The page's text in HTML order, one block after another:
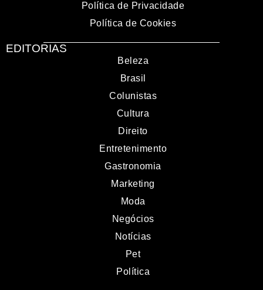
Política de Privacidade
Política de Cookies
EDITORIAS
Beleza
Brasil
Colunistas
Cultura
Direito
Entretenimento
Gastronomia
Marketing
Moda
Negócios
Notícias
Pet
Política